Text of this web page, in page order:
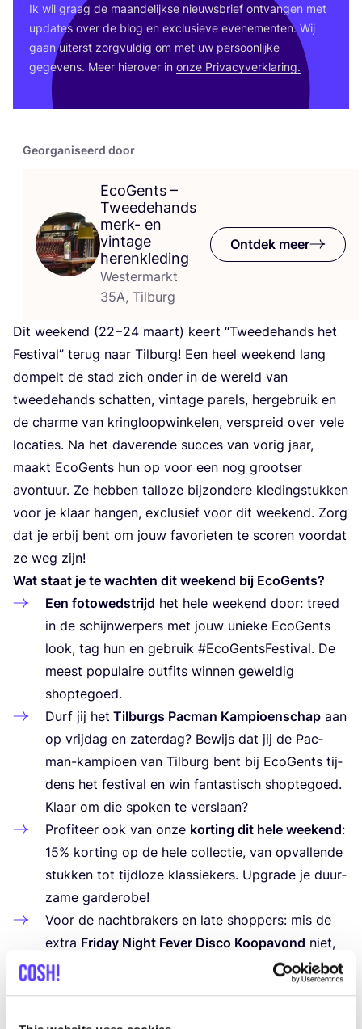
Georganiseerd door
EcoGents –
Tweedehands
merk- en
vintage
herenkleding
Westermarkt
35A, Tilburg
Ontdek meer
Dit week­end (22−24 maart) keert “Twee­de­hands het
Fes­ti­val” terug naar Til­burg! Een heel week­end lang
dom­pelt de stad zich onder in de wereld van
twee­de­hands schat­ten, vin­ta­ge parels, her­ge­bruik en
de char­me van kring­loop­win­ke­len, ver­spreid over vele
loca­ties. Na het dave­ren­de suc­ces van vorig jaar,
maakt Eco­Gents hun op voor een nog groot­ser
avon­tuur. Ze heb­ben tal­lo­ze bij­zon­de­re kle­ding­stuk­ken
voor je klaar han­gen, exclu­sief voor dit week­end. Zorg
dat je erbij bent om jouw favo­rie­ten te sco­ren voor­dat
ze weg zijn!
Wat staat je te wach­ten dit week­end bij EcoGents?
Een foto­wed­strijd het hele week­end door: treed
in de schijn­wer­pers met jouw unie­ke Eco­Gents
look, tag hun en gebruik #Eco­Gents­Fes­ti­val. De
meest popu­lai­re out­fits win­nen gewel­dig
shoptegoed.
Durf jij het Til­burgs Pac­man Kam­pi­oen­schap aan
op vrij­dag en zater­dag? Bewijs dat jij de Pac­
man-kam­pi­oen van Til­burg bent bij Eco­Gents tij­
dens het fes­ti­val en win fan­tas­tisch shop­te­goed.
Klaar om die spo­ken te verslaan?
Pro­fi­teer ook van onze kor­ting dit hele week­end:
15% kor­ting op de hele col­lec­tie, van opval­len­de
stuk­ken tot tijd­lo­ze klas­sie­kers. Upgra­de je duur­
za­me garderobe!
Voor de nacht­bra­kers en late shop­pers: mis de
extra Fri­day Night Fever Dis­co Koop­avond niet,
deze vrij­dag tot
uur. Shop jouw favo­rie­te
vin­ta­ge looks in een unie­ke dis­cosfeer met swin­
Ik wil graag de maan­de­lijk­se nieuws­brief ont­van­gen met
upda­tes over de blog en exclu­sie­ve eve­ne­men­ten. Wij
gaan uiterst zorg­vul­dig om met uw per­soon­lij­ke
gege­vens. Meer hier­over in onze Pri­va­cy­ver­kla­ring.